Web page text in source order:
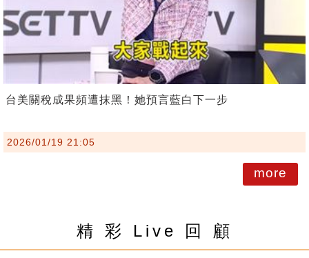
台美關稅成果頻遭抹黑！她預言藍白下一步
2026/01/19 21:05
more
精 彩 Live 回 顧